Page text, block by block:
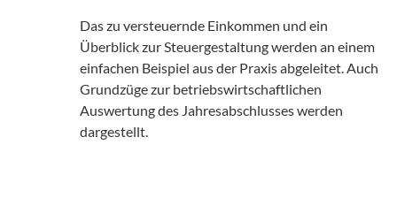
Das zu versteuernde Einkommen und ein
Überblick zur Steuergestaltung werden an einem
einfachen Beispiel aus der Praxis abgeleitet. Auch
Grundzüge zur betriebswirtschaftlichen
Auswertung des Jahresabschlusses werden
dargestellt.